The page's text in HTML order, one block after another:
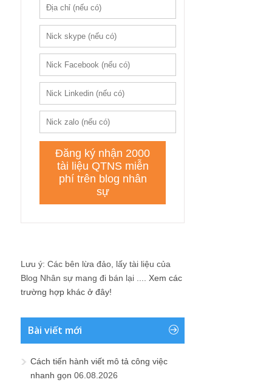
Lưu ý: Các bên lừa đảo, lấy tài liệu của
Blog Nhân sự mang đi bán lại .... Xem các
trường hợp khác ở đây!
Bài viết mới
Cách tiến hành viết mô tả công việc
nhanh gọn 06.08.2026